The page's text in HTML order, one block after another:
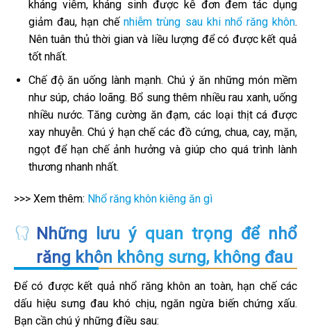
kháng viêm, kháng sinh được kê đơn đem tác dụng
giảm đau, hạn chếnhiễm trùng sau khi nhổ răng khôn.
Nên tuân thủ thời gian và liều lượng để có được kết quả
tốt nhất.
Chế độ ăn uống lành mạnh. Chú ý ăn những món mềm
như súp, cháo loãng. Bổ sung thêm nhiều rau xanh, uống
nhiều nước. Tăng cường ăn đạm, các loại thịt cá được
xay nhuyễn. Chú ý hạn chế các đồ cứng, chua, cay, mặn,
ngọt để hạn chế ảnh hưởng và giúp cho quá trình lành
thương nhanh nhất.
>>> Xem thêm: Nhổ răng khôn kiêng ăn gì
Những lưu ý quan trọng để nhổ
răng khôn không sưng, không đau
Để có được kết quả nhổ răng khôn an toàn, hạn chế các
dấu hiệu sưng đau khó chịu, ngăn ngừa biến chứng xấu.
Bạn cần chú ý những điều sau: